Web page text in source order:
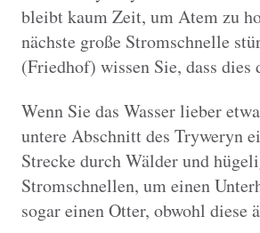
bleibt kaum Zeit, um Atem zu
nächste große Stromschnelle
(Friedhof) wissen Sie, dass
Wenn Sie das Wasser lieber
untere Abschnitt des Tryweryn
Strecke durch Wälder und
Stromschnellen, um einen
sogar einen Otter, obwohl diese